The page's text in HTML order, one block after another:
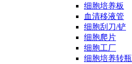
细胞培养板
血清移液管
细胞刮刀/铲
细胞爬片
细胞工厂
细胞培养转瓶